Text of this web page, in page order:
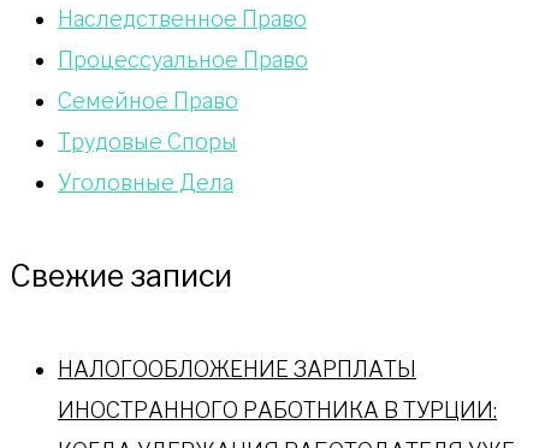
Наследственное Право
Процессуальное Право
Сeмейное Право
Трудовые Споры
Уголовные Дела
Свежие записи
НАЛОГООБЛОЖЕНИЕ ЗАРПЛАТЫ
ИНОСТРАННОГО РАБОТНИКА В ТУРЦИИ: